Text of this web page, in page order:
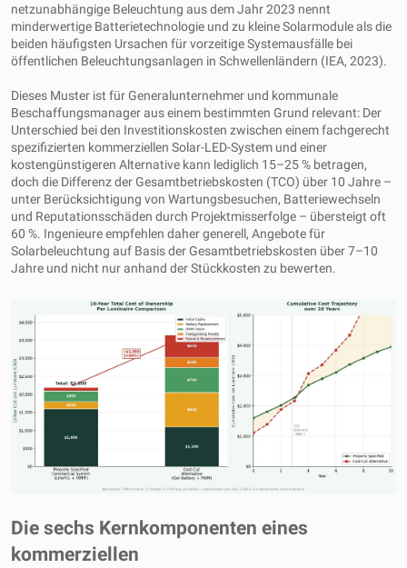
netzunabhängige Beleuchtung aus dem Jahr 2023 nennt
minderwertige Batterietechnologie und zu kleine Solarmodule als die
beiden häufigsten Ursachen für vorzeitige Systemausfälle bei
öffentlichen Beleuchtungsanlagen in Schwellenländern (IEA, 2023).
Dieses Muster ist für Generalunternehmer und kommunale
Beschaffungsmanager aus einem bestimmten Grund relevant: Der
Unterschied bei den Investitionskosten zwischen einem fachgerecht
spezifizierten kommerziellen Solar-LED-System und einer
kostengünstigeren Alternative kann lediglich 15–25 % betragen,
doch die Differenz der Gesamtbetriebskosten (TCO) über 10 Jahre –
unter Berücksichtigung von Wartungsbesuchen, Batteriewechseln
und Reputationsschäden durch Projektmisserfolge – übersteigt oft
60 %. Ingenieure empfehlen daher generell, Angebote für
Solarbeleuchtung auf Basis der Gesamtbetriebskosten über 7–10
Jahre und nicht nur anhand der Stückkosten zu bewerten.
Die sechs Kernkomponenten eines
kommerziellen